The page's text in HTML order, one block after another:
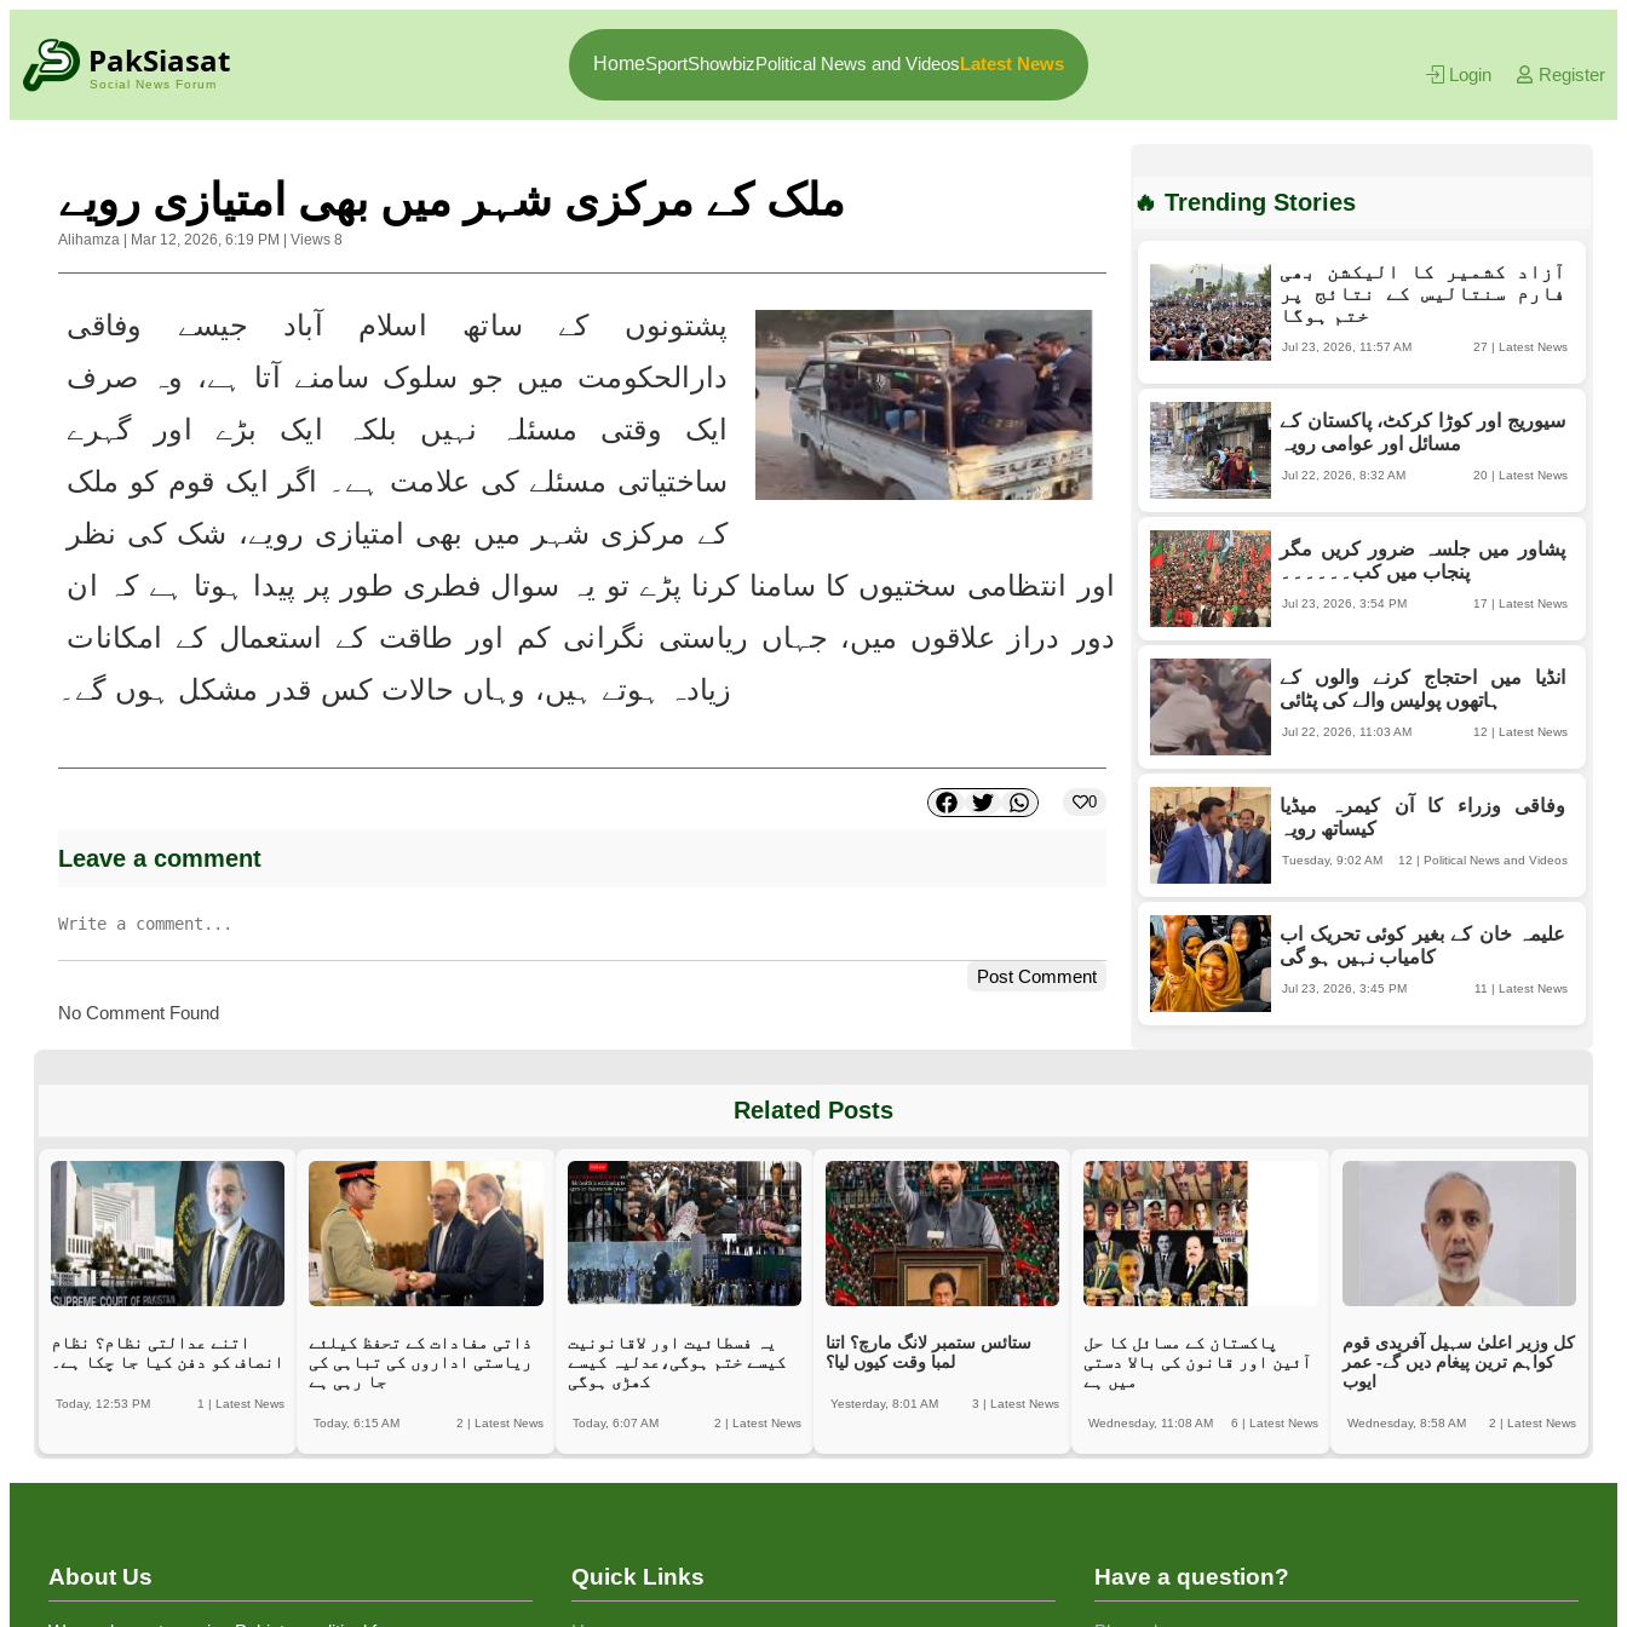
PakSiasat
Social News Forum
HomeSportShowbizPolitical News and VideosLatest News
Login Register
ملک کے مرکزی شہر میں بھی امتیازی رویے
Alihamza Mar 12, 2026, 6:19 PM Views 8
زیادہ ہوتے ہیں، وہاں حالات کس قدر مشکل ہوں گے۔
0
Leave a comment
Post Comment
No Comment Found
🔥 Trending Stories
آزاد کشمیر کا الیکشن بھی
فارم سنتالیس کے نتائج پر
ختم ہوگا
27 | Latest News
Jul 23, 2026, 11:57 AM
سیوریج اور کوڑا کرکٹ، پاکستان کے
مسائل اور عوامی رویہ
20 | Latest News
Jul 22, 2026, 8:32 AM
پشاور میں جلسہ ضرور کریں مگر
پنجاب میں کب۔۔۔۔۔۔
17 | Latest News
Jul 23, 2026, 3:54 PM
انڈیا میں احتجاج کرنے والوں کے
ہاتھوں پولیس والے کی پٹائی
12 | Latest News
Jul 22, 2026, 11:03 AM
وفاقی وزراء کا آن کیمرہ میڈیا
کیساتھ رویہ
12 | Political News and Videos
Tuesday, 9:02 AM
علیمہ خان کے بغیر کوئی تحریک اب
کامیاب نہیں ہو گی
11 | Latest News
Jul 23, 2026, 3:45 PM
Related Posts
اتنے عدالتی نظام؟ نظام
انصاف کو دفن کیا جا چکا ہے۔
1 |Latest News
Today, 12:53 PM
ذاتی مفادات کے تحفظ کیلئے
ریاستی اداروں کی تباہی کی
جا رہی ہے
2 | Latest News
Today, 6:15 AM
یہ فسطائیت اور لاقانونیت
کیسے ختم ہوگی،عدلیہ کیسے
کھڑی ہوگی
2 | Latest News
Today, 6:07 AM
ستائس ستمبر لانگ مارچ؟ اتنا
لمبا وقت کیوں لیا؟
3 |Latest News
Yesterday, 8:01 AM
پاکستان کے مسائل کا حل
آئین اور قانون کی بالا دستی
میں ہے
6 | Latest News
Wednesday, 11:08 AM
کل وزیر اعلیٰ سہیل آفریدی قوم
کواہم ترین پیغام دیں گے- عمر
ایوب
2 | Latest News
Wednesday, 8:58 AM
About Us Quick Links Have a question?